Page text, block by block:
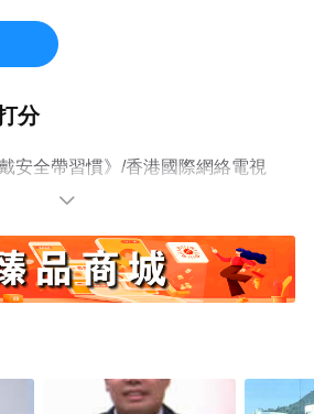
分
安全帶習慣》/香港國際網絡電視
